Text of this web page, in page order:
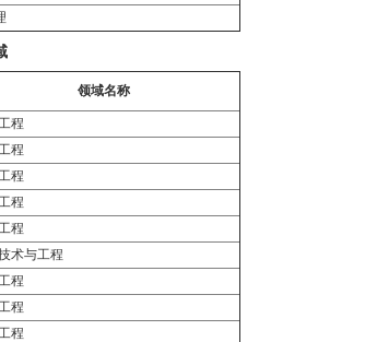
领域名称
程
程
程
程
程
术与工程
程
程
程